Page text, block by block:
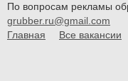
По вопросам рекламы
grubber.ru@gmail.com
Главная
Все вакансии